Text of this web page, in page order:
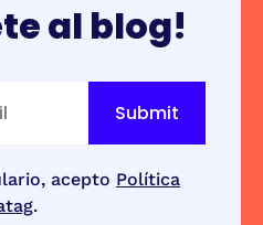
al blog!
acepto Política
.